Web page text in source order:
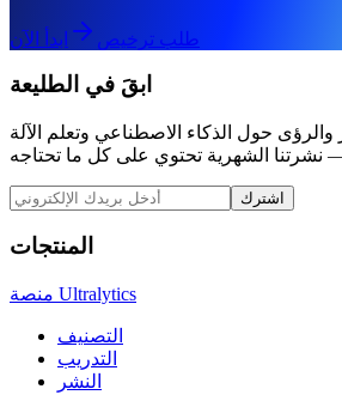
طلب ترخيص ابدأ الآن
ابقَ في الطليعة
حول الذكاء الاصطناعي وتعلم الآلة
اشترك
المنتجات
منصة Ultralytics
التصنيف
التدريب
النشر